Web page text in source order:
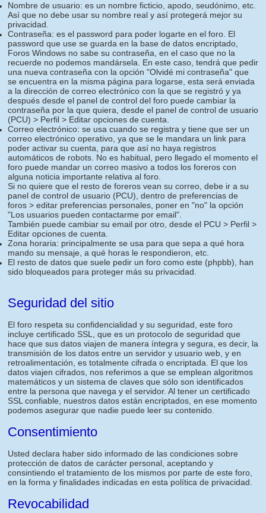
Nombre de usuario: es un nombre ficticio, apodo, seudónimo, etc.
Así que no debe usar su nombre real y así protegerá mejor su
privacidad.
Contraseña: es el password para poder logarte en el foro. El
password que use se guarda en la base de datos encriptado,
Foros Windows no sabe su contraseña, en el caso que no la
recuerde no podemos mandársela. En este caso, tendrá que pedir
una nueva contraseña con la opción "Olvidé mi contraseña" que
se encuentra en la misma página para logarse, esta será enviada
a la dirección de correo electrónico con la que se registró y ya
después desde el panel de control del foro puede cambiar la
contraseña por la que quiera, desde el panel de control de usuario
(PCU) > Perfil > Editar opciones de cuenta.
Correo electrónico: se usa cuando se registra y tiene que ser un
correo electrónico operativo, ya que se le mandara un link para
poder activar su cuenta, para que así no haya registros
automáticos de robots. No es habitual, pero llegado el momento el
foro puede mandar un correo masivo a todos los foreros con
alguna noticia importante relativa al foro.
Si no quiere que el resto de foreros vean su correo, debe ir a su
panel de control de usuario (PCU), dentro de preferencias de
foros > editar preferencias personales, poner en "no" la opción
"Los usuarios pueden contactarme por email".
También puede cambiar su email por otro, desde el PCU > Perfil >
Editar opciones de cuenta.
Zona horaria: principalmente se usa para que sepa a qué hora
mando su mensaje, a qué horas le respondieron, etc.
El resto de datos que suele pedir un foro como este (phpbb), han
sido bloqueados para proteger más su privacidad.
Seguridad del sitio
El foro respeta su confidencialidad y su seguridad, este foro
incluye certificado SSL, que es un protocolo de seguridad que
hace que sus datos viajen de manera íntegra y segura, es decir, la
transmisión de los datos entre un servidor y usuario web, y en
retroalimentación, es totalmente cifrada o encriptada. El que los
datos viajen cifrados, nos referimos a que se emplean algoritmos
matemáticos y un sistema de claves que sólo son identificados
entre la persona que navega y el servidor. Al tener un certificado
SSL confiable, nuestros datos están encriptados, en ese momento
podemos asegurar que nadie puede leer su contenido.
Consentimiento
Usted declara haber sido informado de las condiciones sobre
protección de datos de carácter personal, aceptando y
consintiendo el tratamiento de los mismos por parte de este foro,
en la forma y finalidades indicadas en esta política de privacidad.
Revocabilidad